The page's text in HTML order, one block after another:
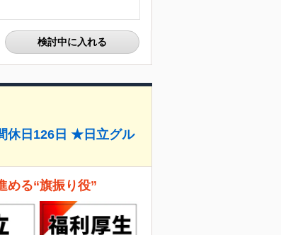
検討中に入れる
休日126日 ★日立グル
める“旗振り役”